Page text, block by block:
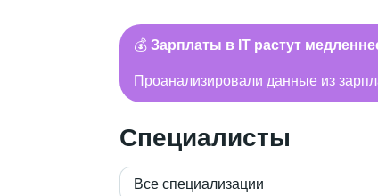
💰 Зарплаты в IT растут
Проанализировали данные из
Специалисты
Все специализации